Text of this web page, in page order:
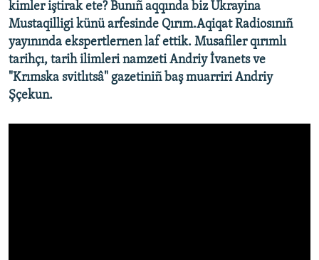
kimler iştirak ete? Bunıñ aqqında biz Ukrayina
Mustaqilligi künü arfesinde Qırım.Aqiqat Radiosınıñ
yayınında ekspertlernen laf ettik. Musafiler qırımlı
tarihçı, tarih ilimleri namzeti Andriy İvanets ve
"Krımska svitlıtsâ" gazetiniñ baş muarriri Andriy
Şçekun.